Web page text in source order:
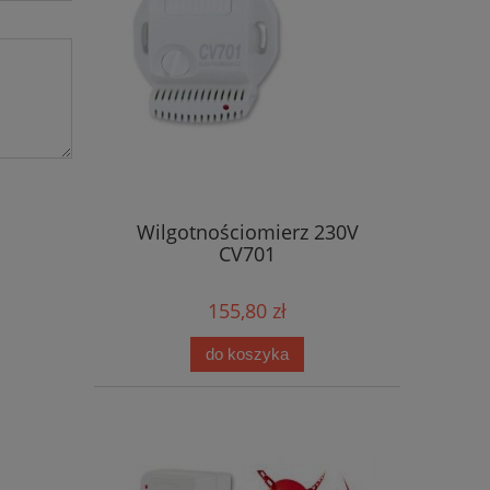
Wilgotnościomierz 230V
CV701
155,80 zł
do koszyka